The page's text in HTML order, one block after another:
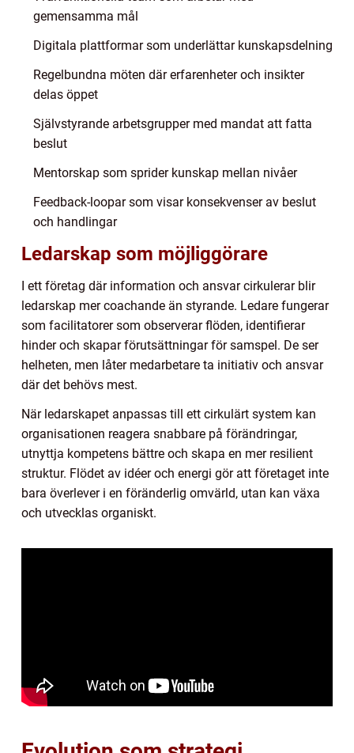
gemensamma mål
Digitala plattformar som underlättar kunskapsdelning
Regelbundna möten där erfarenheter och insikter
delas öppet
Självstyrande arbetsgrupper med mandat att fatta
beslut
Mentorskap som sprider kunskap mellan nivåer
Feedback-loopar som visar konsekvenser av beslut
och handlingar
Ledarskap som möjliggörare
I ett företag där information och ansvar cirkulerar blir
ledarskap mer coachande än styrande. Ledare fungerar
som facilitatorer som observerar flöden, identifierar
hinder och skapar förutsättningar för samspel. De ser
helheten, men låter medarbetare ta initiativ och ansvar
där det behövs mest.
När ledarskapet anpassas till ett cirkulärt system kan
organisationen reagera snabbare på förändringar,
utnyttja kompetens bättre och skapa en mer resilient
struktur. Flödet av idéer och energi gör att företaget inte
bara överlever i en föränderlig omvärld, utan kan växa
och utvecklas organiskt.